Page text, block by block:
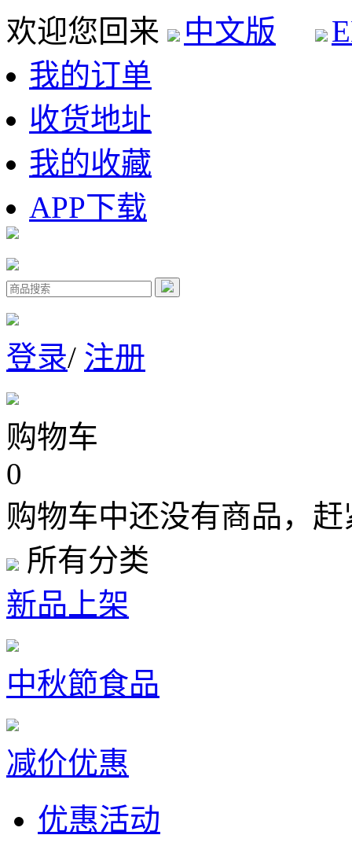
欢迎您回来 中文版
我的订单
收货地址
我的收藏
APP下载
登录/ 注册
购物车
0
购物车中还没有商品，
所有分类
新品上架
中秋節食品
减价优惠
优惠活动